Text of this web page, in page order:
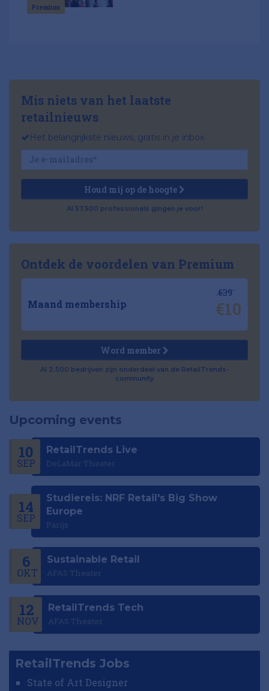
Premium
Mis niets van het laatste
retailnieuws
Het belangrijkste nieuws, gratis in je inbox
Houd mij op de hoogte
Al 57.500 professionals gingen je voor!
Ontdek de voordelen van Premium
Maand membership
€39
€10
Word member
Al 2.500 bedrijven zijn onderdeel van de RetailTrends-
community
Upcoming events
10
SEP
RetailTrends Live
DeLaMar Theater
14
SEP
Studiereis: NRF Retail's Big Show
Europe
Parijs
6
OKT
Sustainable Retail
AFAS Theater
12
NOV
RetailTrends Tech
AFAS Theater
RetailTrends Jobs
State of Art Designer